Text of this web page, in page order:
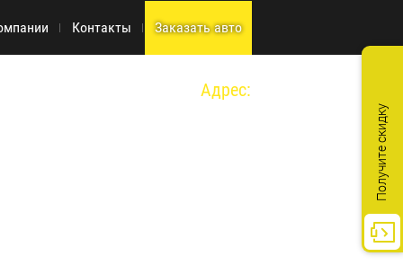
Контакты Заказать авто
Адрес:
Получите скидку